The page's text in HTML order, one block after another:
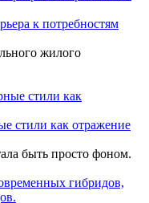
к потребностям
жилого
стили как отражение
быть просто фоном.